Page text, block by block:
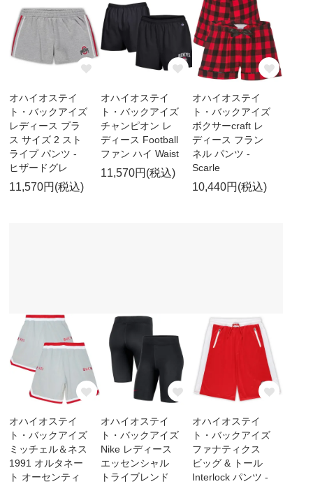
オハイオステイ
ト・バックアイズ
レディース プラ
ス サイズ 2 スト
ライプ パンツ -
ヒザードグレ
11,570円(税込)
オハイオステイ
ト・バックアイズ
チャンピオン レ
ディース Football
ファン ハイ Waist
11,570円(税込)
オハイオステイ
ト・バックアイズ
ボクサーcraft レ
ディース フラン
ネル パンツ -
Scarle
10,440円(税込)
オハイオステイ
ト・バックアイズ
ミッチェル＆ネス
1991 オルタネー
ト オーセンティ
オハイオステイ
ト・バックアイズ
Nike レディース
エッセンシャル
トライブレンド
オハイオステイ
ト・バックアイズ
ファナティクス
ビッグ & トール
Interlock パンツ -